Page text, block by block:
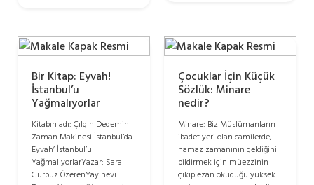
Bir Kitap: Eyvah!
İstanbul’u
Yağmalıyorlar
Kitabın adı: Çılgın Dedemin
Zaman Makinesi İstanbul’da
Eyvah’ İstanbul’u
YağmalıyorlarYazar: Sara
Gürbüz ÖzerenYayınevi:
Çocuklar İçin Küçük
Sözlük: Minare
nedir?
Minare: Biz Müslümanların
ibadet yeri olan camilerde,
namaz zamanının geldiğini
bildirmek için müezzinin
çıkıp ezan okuduğu yüksek